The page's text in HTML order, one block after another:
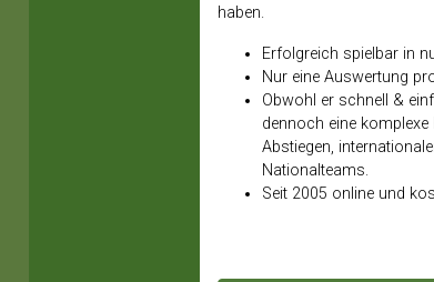
haben.
Erfolgreich spielbar in
Nur eine Auswertung
Obwohl er schnell &
dennoch eine
Abstiegen,
Nationalteams.
Seit 2005 online und